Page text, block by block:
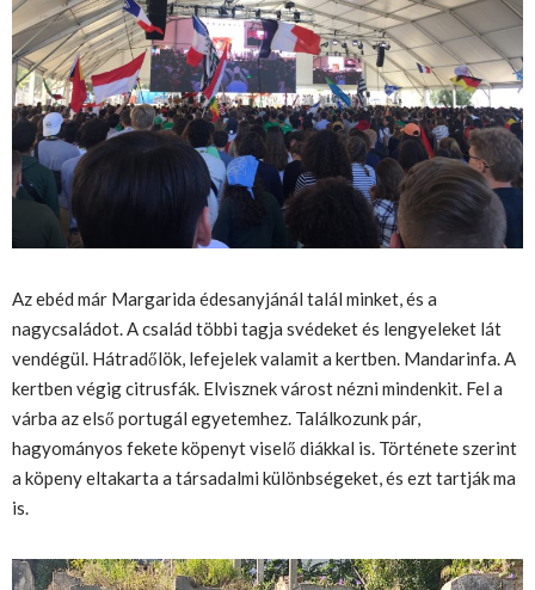
Az ebéd már Margarida édesanyjánál talál minket, és a
nagycsaládot. A család többi tagja svédeket és lengyeleket lát
vendégül. Hátradőlök, lefejelek valamit a kertben. Mandarinfa. A
kertben végig citrusfák. Elvisznek várost nézni mindenkit. Fel a
várba az első portugál egyetemhez. Találkozunk pár,
hagyományos fekete köpenyt viselő diákkal is. Története szerint
a köpeny eltakarta a társadalmi különbségeket, és ezt tartják ma
is.